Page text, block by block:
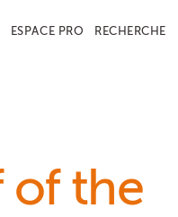
ESPACE PRO RECHERCHE
of the